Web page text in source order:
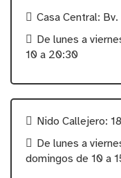
Casa Central:
De lunes a
10 a 20:30
Nido Callejero:
De lunes a
domingos de 10 a